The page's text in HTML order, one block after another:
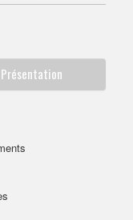
Présentation